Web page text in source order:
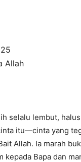
Allah
selalu lembut,
itu—cinta yang
Allah. Ia marah
Bapa dan